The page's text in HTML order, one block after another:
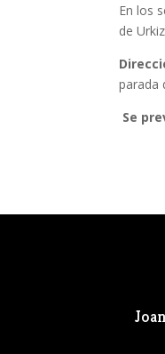
En los
de
parada
Se